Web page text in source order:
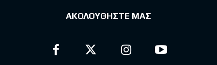
ΑΚΟΛΟΥΘΗΣΤΕ ΜΑΣ